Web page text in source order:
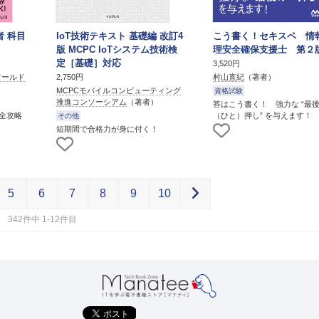
科目
ルド
攻略
IoT技術テキスト 基礎編 改訂4
版 MCPC IoTシステム技術検
定［基礎］対応
2,750円
MCPCモバイルコンピューティング
推進コンソーシアム （著者）
その他
短期間で合格力が身に付く！
こう書く！セキスペ 情
理安全確保支援士 第２
3,520円
村山直紀 （著者）
資格試験
答はこう書く！ 強力な “最
（ひと）押し” を与えます！
342件中 1-12件目
5 6 7 8 9 10